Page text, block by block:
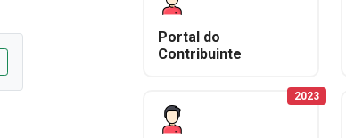
Portal do
Contribuinte
2023